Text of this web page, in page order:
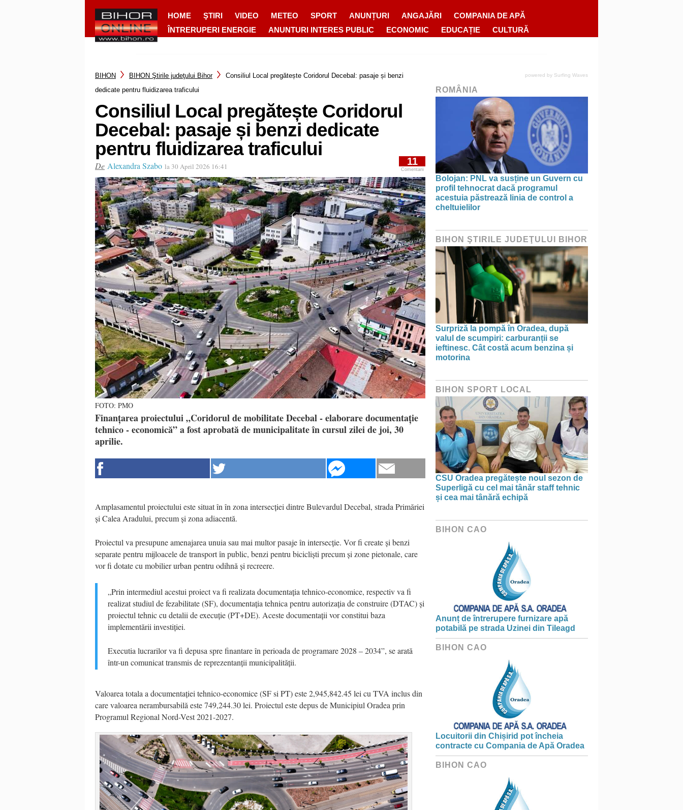
HOME ŞTIRI VIDEO METEO SPORT ANUNȚURI ANGAJĂRI
COMPANIA DE APĂ
ÎNTRERUPERI ENERGIE
ANUNTURI INTERES PUBLIC ECONOMIC EDUCAȚIE CULTURĂ
BIHON BIHON Ştirile judeţului Bihor
Consiliul Local pregătește Coridorul Decebal: pasaje și benzi
dedicate pentru fluidizarea traficului
Consiliul Local pregătește Coridorul
Decebal: pasaje și benzi dedicate
pentru fluidizarea traficului
De Alexandra Szabo la 30 April 2026 16:41 11
Comentarii
FOTO: PMO
Finanțarea proiectului „Coridorul de mobilitate Decebal - elaborare documentație
tehnico - economică” a fost aprobată de municipalitate în cursul zilei de joi, 30
aprilie.
Amplasamentul proiectului este situat în în zona intersecției dintre Bulevardul Decebal, strada Primăriei
și Calea Aradului, precum și zona adiacentă.
Proiectul va presupune amenajarea unuia sau mai multor pasaje în intersecție. Vor fi create și benzi
separate pentru mijloacele de transport în public, benzi pentru bicicliști precum și zone pietonale, care
vor fi dotate cu mobilier urban pentru odihnă și recreere.
„Prin intermediul acestui proiect va fi realizata documentația tehnico-economice, respectiv va fi
realizat studiul de fezabilitate (SF), documentația tehnica pentru autorizația de construire (DTAC) și
proiectul tehnic cu detalii de execuție (PT+DE). Aceste documentații vor constitui baza
implementării investiției.
Executia lucrarilor va fi depusa spre finantare în perioada de programare 2028 – 2034”, se arată
într-un comunicat transmis de reprezentanții municipalității.
Valoarea totala a documentației tehnico-economice (SF si PT) este 2,945,842.45 lei cu TVA inclus din
care valoarea nerambursabilă este 749,244.30 lei. Proiectul este depus de Municipiul Oradea prin
Programul Regional Nord-Vest 2021-2027.
powered by Surfing Waves
ROMÂNIA
Bolojan: PNL va susține un Guvern cu
profil tehnocrat dacă programul
acestuia păstrează linia de control a
cheltuielilor
BIHON ŞTIRILE JUDEŢULUI BIHOR
Surpriză la pompă în Oradea, după
valul de scumpiri: carburanții se
ieftinesc. Cât costă acum benzina și
motorina
BIHON SPORT LOCAL
CSU Oradea pregătește noul sezon de
Superligă cu cel mai tânăr staff tehnic
și cea mai tânără echipă
BIHON CAO
Anunț de întrerupere furnizare apă
potabilă pe strada Uzinei din Tileagd
BIHON CAO
Locuitorii din Chișirid pot încheia
contracte cu Compania de Apă Oradea
BIHON CAO